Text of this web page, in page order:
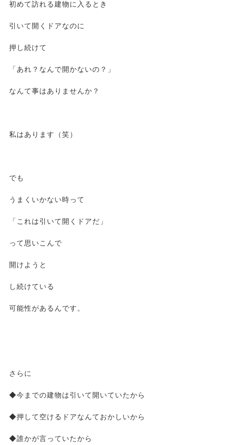
初めて訪れる建物に入るとき
引いて開くドアなのに
押し続けて
「あれ？なんで開かないの？」
なんて事はありませんか？
私はあります（笑）
でも
うまくいかない時って
「これは引いて開くドアだ」
って思いこんで
開けようと
し続けている
可能性があるんです。
さらに
◆今までの建物は引いて開いていたから
◆押して空けるドアなんておかしいから
◆誰かが言っていたから